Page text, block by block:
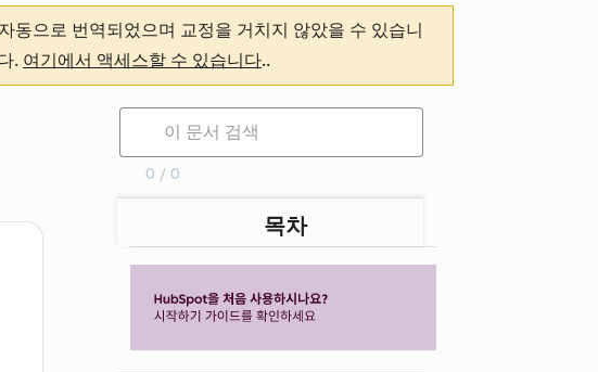
동으로 번역되었으며 교정을 거치지 않았을 수 있습니
. 여기에서 액세스할 수 있습니다..
0 / 0
목차